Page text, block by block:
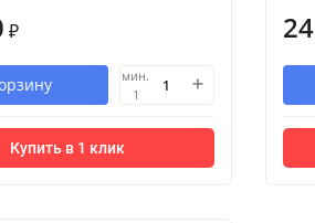
₽
мин.
1
Купить в 1 клик